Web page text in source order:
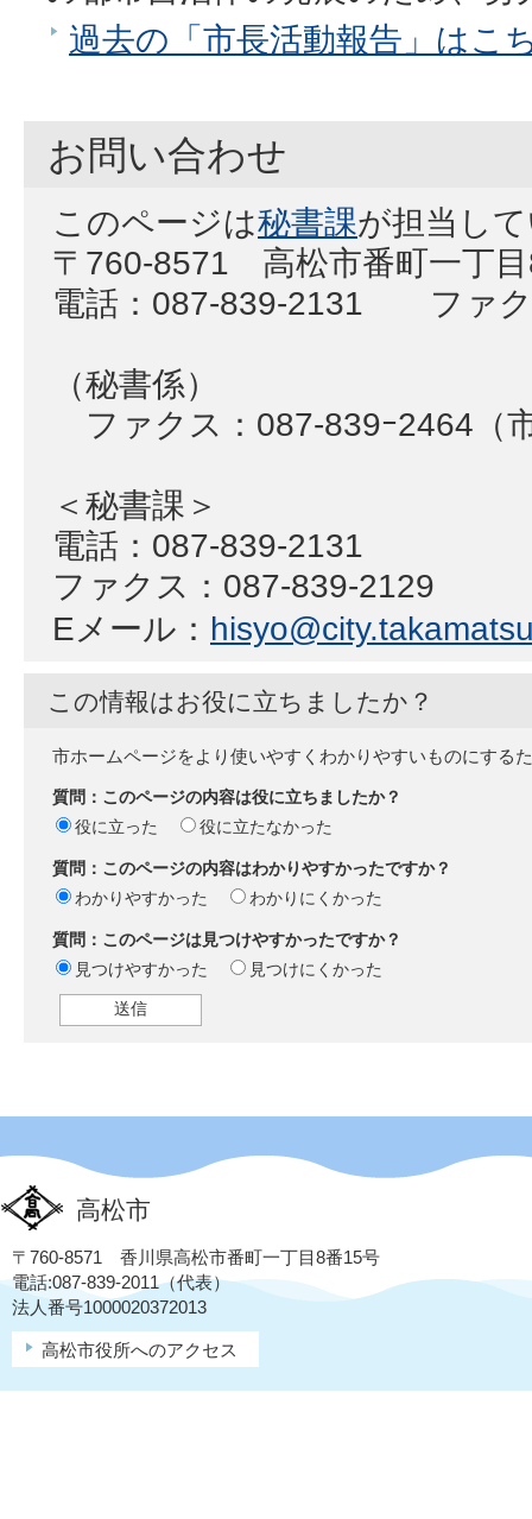
過去の「市長活動報告」はこ
お問い合わせ
このページは秘書課が担当し
〒760-8571 高松市番町一丁
電話：087-839-2131 ファク
（秘書係）
ファクス：087‐839ｰ2464（
＜秘書課＞
電話：087-839-2131
ファクス：087-839-2129
Eメール：
この情報はお役に立ちましたか？
市ホームページをより使いやすくわかりやすいものにする
質問：このページの内容は役に立ちましたか？
役に立った
役に立たなかった
質問：このページの内容はわかりやすかったですか？
わかりやすかった
わかりにくかった
質問：このページは見つけやすかったですか？
見つけやすかった
見つけにくかった
高松市
〒760-8571 香川県高松市番町一丁目8番15号
電話:087-839-2011（代表）
法人番号1000020372013
高松市役所へのアクセス